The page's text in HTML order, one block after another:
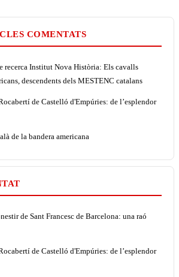
COMENTATS
recerca Institut Nova Història: Els cavalls
descendents dels MESTENC catalans
de Castelló d'Empúries: de l’esplendor
de la bandera americana
de Sant Francesc de Barcelona: una raó
de Castelló d'Empúries: de l’esplendor